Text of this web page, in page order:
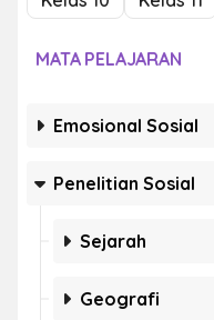
MATA PELAJARAN
Emosional Sosial
Penelitian Sosial
Sejarah
Geografi